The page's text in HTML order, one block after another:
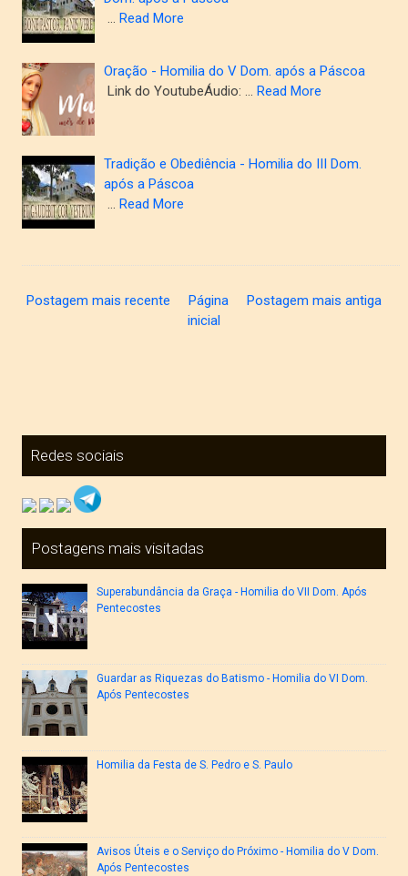
… Read More
Oração - Homilia do V Dom. após a Páscoa
Link do YoutubeÁudio: … Read More
Tradição e Obediência - Homilia do III Dom.
após a Páscoa
… Read More
Postagem mais recente Postagem mais antiga
Página
inicial
Redes sociais
Postagens mais visitadas
Superabundância da Graça - Homilia do VII Dom. Após
Pentecostes
Guardar as Riquezas do Batismo - Homilia do VI Dom.
Após Pentecostes
Homilia da Festa de S. Pedro e S. Paulo
Avisos Úteis e o Serviço do Próximo - Homilia do V Dom.
Após Pentecostes